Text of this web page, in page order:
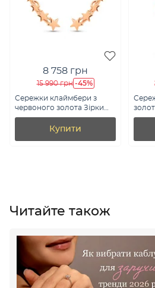
8 758 грн
15 990 грн -45%
Сережки клаймбери з
червоного золота Зірки
(арт. 2001393101)
Купити
Читайте також